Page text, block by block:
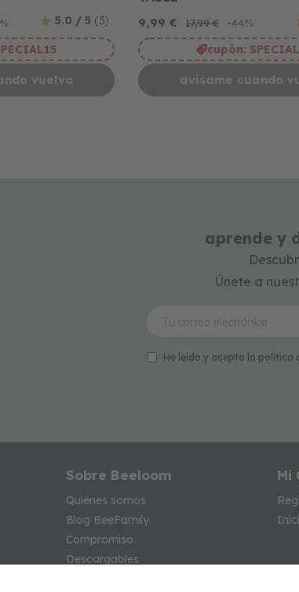
5.0 / 5 (3)
vuelva
9,99 € 17,99 € -44%
cupón:
avisame cuando
aprende y
Únete a
He leído y acepto la política
Sobre Beeloom
Quiénes somos
Blog BeeFamily
Compromiso
Descargables
Mi